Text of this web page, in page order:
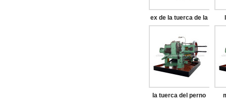
ex de la tuerca de la
la tuerca del perno